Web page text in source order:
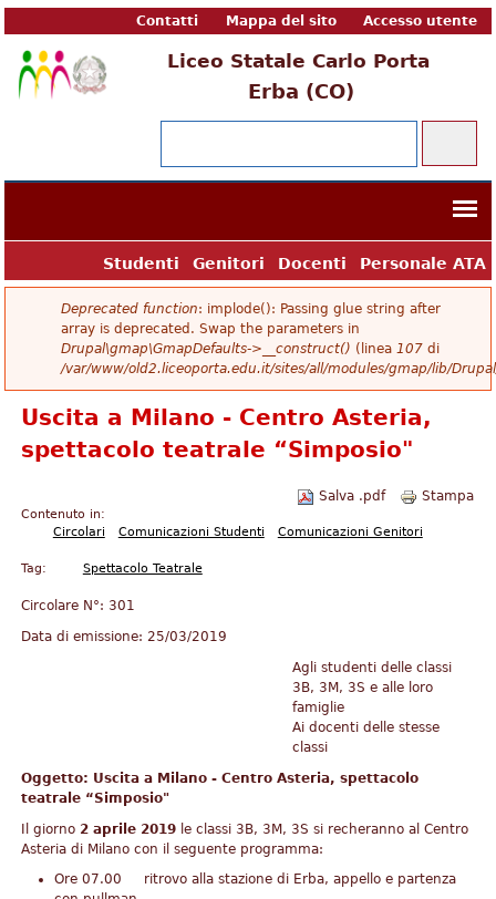
Accesso utente
Mappa del sito
Contatti
Liceo Statale Carlo Porta
Erba (CO)
Personale ATA
Docenti
Genitori
Studenti
Messaggio di errore
Deprecated function: implode(): Passing glue string after
array is deprecated. Swap the parameters in
Drupal\gmap\GmapDefaults->__construct() (linea 107 di
/var/www/old2.liceoporta.edu.it/sites/all/modules/gmap/lib/
Uscita a Milano - Centro Asteria,
spettacolo teatrale “Simposio"
Stampa
Salva .pdf
Contenuto in:
Circolari
Comunicazioni Studenti Comunicazioni Genitori
Tag: Spettacolo Teatrale
Circolare N°: 301
Data di emissione:25/03/2019
Agli studenti delle classi
3B, 3M, 3S e alle loro
famiglie
Ai docenti delle stesse
classi
Oggetto: Uscita a Milano - Centro Asteria, spettacolo
teatrale “Simposio"
Il giorno 2 aprile 2019 le classi 3B, 3M, 3S si recheranno al Centro
Asteria di Milano con il seguente programma:
Ore 07.00 ritrovo alla stazione di Erba, appello e partenza